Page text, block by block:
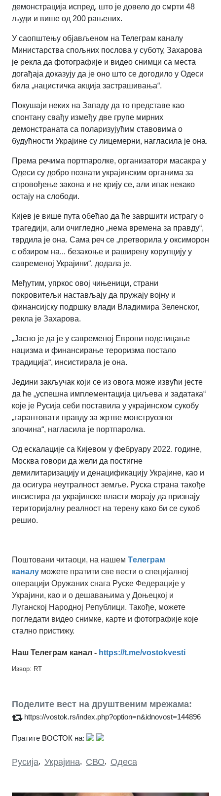
демонстрација испред, што је довело до смрти 48
људи и више од 200 рањених.
У саопштењу објављеном на Телеграм каналу
Министарства спољних послова у суботу, Захарова
је рекла да фотографије и видео снимци са места
догађаја доказују да је оно што се догодило у Одеси
била „нацистичка акција застрашивања“.
Покушаји неких на Западу да то представе као
спонтану свађу између две групе мирних
демонстраната са поларизујућим ставовима о
будућности Украјине су лицемерни, нагласила је она.
Према речима портпаролке, организатори масакра у
Одеси су добро познати украјинским органима за
спровођење закона и не крију се, али ипак некако
остају на слободи.
Кијев је више пута обећао да ће завршити истрагу о
трагедији, али очигледно „нема времена за правду“,
тврдила је она. Сама реч се „претворила у оксиморон
с обзиром на... безакоње и раширену корупцију у
савременој Украјини“, додала је.
Међутим, упркос овој чињеници, страни
покровитељи настављају да пружају војну и
финансијску подршку влади Владимира Зеленског,
рекла је Захарова.
„Јасно је да је у савременој Европи подстицање
нацизма и финансирање тероризма постало
традиција“, инсистирала је она.
Једини закључак који се из овога може извући јесте
да ће „успешна имплементација циљева и задатака“
које је Русија себи поставила у украјинском сукобу
„гарантовати правду за жртве монструозног
злочина“, нагласила је портпаролка.
Од ескалације са Кијевом у фебруару 2022. године,
Москва говори да жели да постигне
демилитаризацију и денацификацију Украјине, као и
да осигура неутралност земље. Руска страна такође
инсистира да украјинске власти морају да признају
територијалну реалност на терену како би се сукоб
решио.
Поштовани читаоци, на нашем Tелеграм
каналу можете пратити све вести о специјалној
операцији Оружаних снага Руске Федерације у
Украјини, као и о дешавањима у Доњецкој и
Луганској Народној Републици. Такође, можете
погледати видео снимке, карте и фотографије које
стално пристижу.
Наш Телеграм канал - https://t.me/vostokvesti
Извор: RT
Поделите вест на друштвеним мрежама:
https://vostok.rs/index.php?option=n&idnovost=144896
Пратите ВОСТОК на:
Русија, Украјина, СВО, Одеса